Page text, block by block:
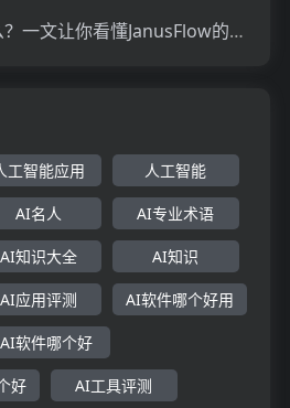
JanusFlow是什么？一文让你看懂JanusFlow的技术原理、主要功能、应用场景
工智能应用 人工智能
AI名人 AI专业术语
AI知识大全 AI知识
AI应用评测 AI软件哪个好用
AI软件哪个好
好 AI工具评测